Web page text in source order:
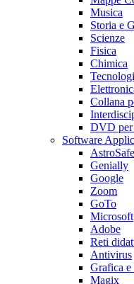
Musica
Storia e
Scienze
Fisica
Chimica
Collana
DVD
Software
AstroSafe
Genially
Google
Zoom
GoTo
Microsoft
Adobe
Reti
Antivirus
Grafica e
Magix